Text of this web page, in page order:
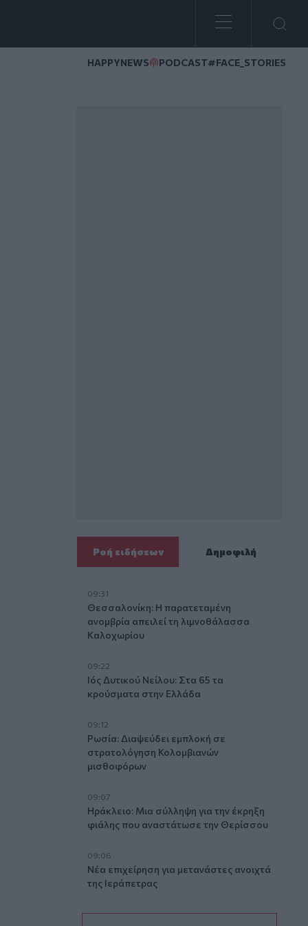
HAPPYNEWS PODCAST#FACE_STORIES
Ροή ειδήσεων Δημοφιλή
09:31
Θεσσαλονίκη: Η παρατεταμένη
ανομβρία απειλεί τη λιμνοθάλασσα
Καλοχωρίου
09:22
Ιός Δυτικού Νείλου: Στα 65 τα
κρούσματα στην Ελλάδα
09:12
Ρωσία: Διαψεύδει εμπλοκή σε
στρατολόγηση Κολομβιανών
μισθοφόρων
09:07
Ηράκλειο: Μια σύλληψη για την έκρηξη
φιάλης που αναστάτωσε την Θερίσσου
09:06
Νέα επιχείρηση για μετανάστες ανοιχτά
της Ιεράπετρας
09:03